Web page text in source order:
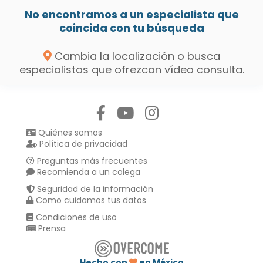
No encontramos a un especialista que
coincida con tu búsqueda
Cambia la localización o busca
especialistas que ofrezcan vídeo consulta.
Quiénes somos
Política de privacidad
Preguntas más frecuentes
Recomienda a un colega
Seguridad de la información
Como cuidamos tus datos
Condiciones de uso
Prensa